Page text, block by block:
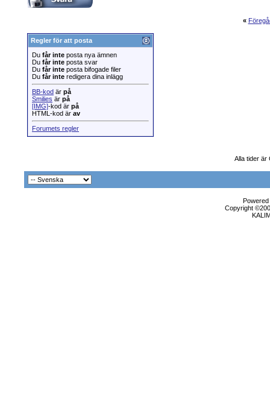
«
Regler för att posta
Du får inte posta nya ämnen
Du får inte posta svar
Du får inte posta bifogade filer
Du får inte redigera dina inlägg
BB-kod är på
Smilies är på
[IMG]-kod är på
HTML-kod är av
Forumets regler
Alla tider är
Copyright